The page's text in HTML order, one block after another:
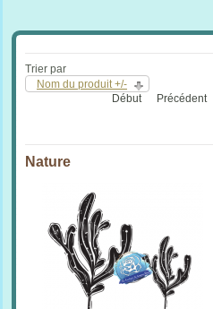
Trier par
Nom du produit +/-
Début
Précédent
Nature